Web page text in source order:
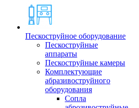
Пескоструйное оборудование
Пескоструйные
аппараты
Пескоструйные камеры
Комплектующие
абразивоструйного
оборудования
Сопла